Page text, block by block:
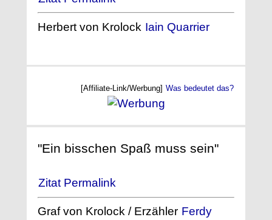
Herbert von Krolock Iain Quarrier
[Affiliate-Link/Werbung] Was bedeutet das?
"Ein bisschen Spaß muss sein"
Zitat Permalink
Graf von Krolock / Erzähler Ferdy